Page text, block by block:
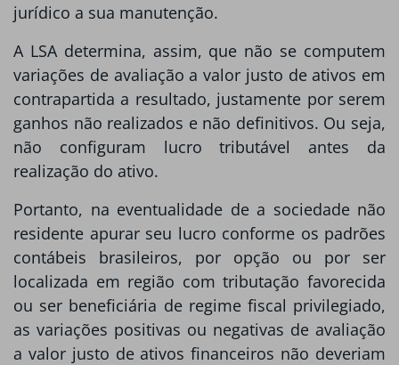
jurídico a sua manutenção.
A LSA determina, assim, que não se computem
variações de avaliação a valor justo de ativos em
contrapartida a resultado, justamente por serem
ganhos não realizados e não definitivos. Ou seja,
não configuram lucro tributável antes da
realização do ativo.
Portanto, na eventualidade de a sociedade não
residente apurar seu lucro conforme os padrões
contábeis brasileiros, por opção ou por ser
localizada em região com tributação favorecida
ou ser beneficiária de regime fiscal privilegiado,
as variações positivas ou negativas de avaliação
a valor justo de ativos financeiros não deveriam